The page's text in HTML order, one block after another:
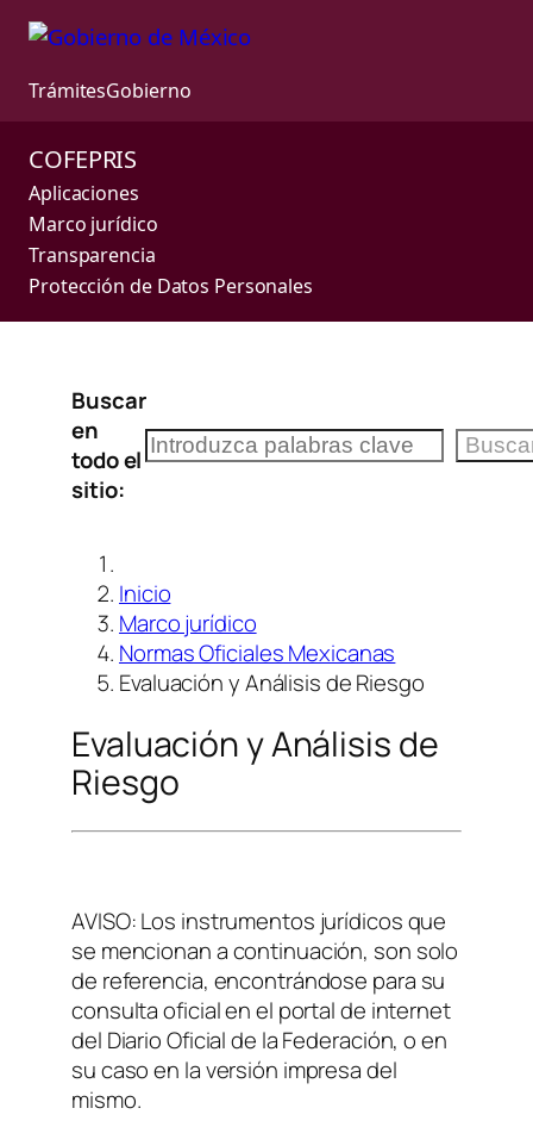
TrámitesGobierno
COFEPRIS
Aplicaciones
Marco jurídico
Transparencia
Protección de Datos Personales
contenido
Buscar
en
todo el
sitio:
Buscar
Inicio
Marco jurídico
Normas Oficiales Mexicanas
Evaluación y Análisis de Riesgo
Evaluación y Análisis de
Riesgo
AVISO: Los instrumentos jurídicos que
se mencionan a continuación, son solo
de referencia, encontrándose para su
consulta oficial en el portal de internet
del Diario Oficial de la Federación, o en
su caso en la versión impresa del
mismo.